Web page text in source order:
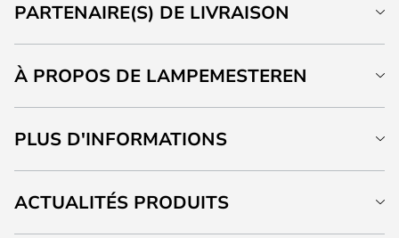
PARTENAIRE(S) DE LIVRAISON
À PROPOS DE LAMPEMESTEREN
PLUS D'INFORMATIONS
ACTUALITÉS PRODUITS